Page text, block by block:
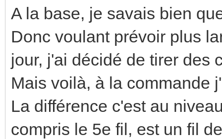
A la base, je savais bien
Donc voulant prévoir plus
jour, j'ai décidé de tirer des
Mais voilà, à la commande
La différence c'est au
compris le 5e fil, est un fil